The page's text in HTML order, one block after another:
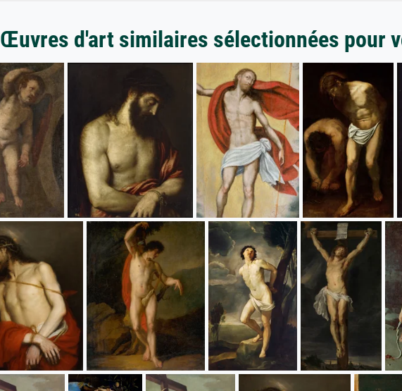
Œuvres d'art similaires sélectionnées pour